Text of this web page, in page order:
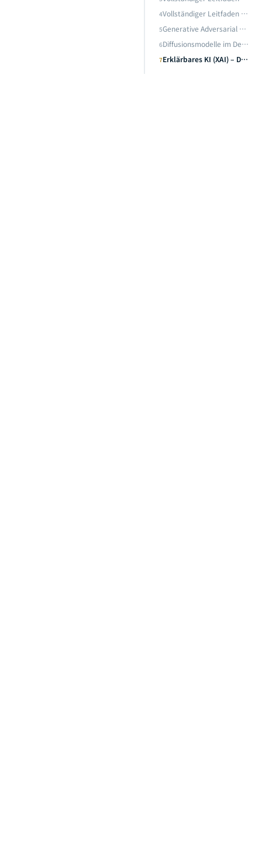
4 Vollständiger Leitfaden zur Transformer-Architektur: Vom Encoder-Decoder über GPT, T5, ViT bis zur tiefgehenden Analyse des Kernmotors der KI-Infrastruktur
5 Generative Adversarial Networks — vollstaendiger Leitfaden: Vom Nullsummenspiel bis StyleGAN — die Kunst der adversarialen KI-Generierung
6 Diffusionsmodelle im Detail: Von den mathematischen Grundlagen bis zur Stable Diffusion Praxis -- die Kern-Engine der generativen KI beherrschen
7 Erklärbares KI (XAI) – Der vollständige Leitfaden: Die Black Box öffnen – von LIME, SHAP bis Grad-CAM in der Praxis